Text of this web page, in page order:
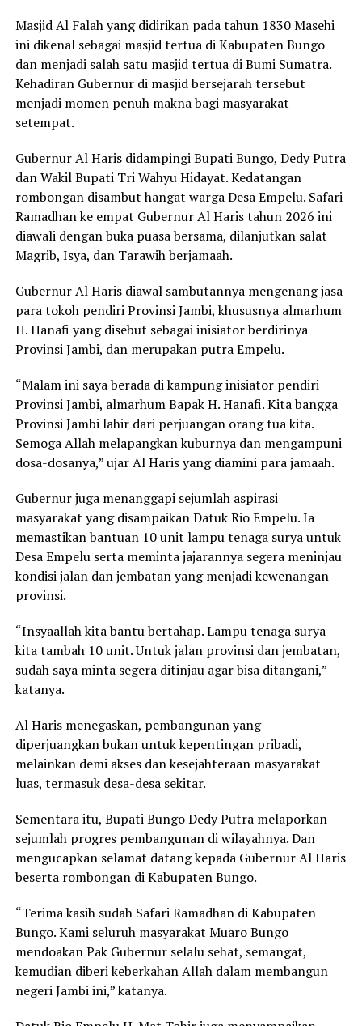
Masjid Al Falah yang didirikan pada tahun 1830 Masehi
ini dikenal sebagai masjid tertua di Kabupaten Bungo
dan menjadi salah satu masjid tertua di Bumi Sumatra.
Kehadiran Gubernur di masjid bersejarah tersebut
menjadi momen penuh makna bagi masyarakat
setempat.
Gubernur Al Haris didampingi Bupati Bungo, Dedy Putra
dan Wakil Bupati Tri Wahyu Hidayat. Kedatangan
rombongan disambut hangat warga Desa Empelu. Safari
Ramadhan ke empat Gubernur Al Haris tahun 2026 ini
diawali dengan buka puasa bersama, dilanjutkan salat
Magrib, Isya, dan Tarawih berjamaah.
Gubernur Al Haris diawal sambutannya mengenang jasa
para tokoh pendiri Provinsi Jambi, khususnya almarhum
H. Hanafi yang disebut sebagai inisiator berdirinya
Provinsi Jambi, dan merupakan putra Empelu.
“Malam ini saya berada di kampung inisiator pendiri
Provinsi Jambi, almarhum Bapak H. Hanafi. Kita bangga
Provinsi Jambi lahir dari perjuangan orang tua kita.
Semoga Allah melapangkan kuburnya dan mengampuni
dosa-dosanya,” ujar Al Haris yang diamini para jamaah.
Gubernur juga menanggapi sejumlah aspirasi
masyarakat yang disampaikan Datuk Rio Empelu. Ia
memastikan bantuan 10 unit lampu tenaga surya untuk
Desa Empelu serta meminta jajarannya segera meninjau
kondisi jalan dan jembatan yang menjadi kewenangan
provinsi.
“Insyaallah kita bantu bertahap. Lampu tenaga surya
kita tambah 10 unit. Untuk jalan provinsi dan jembatan,
sudah saya minta segera ditinjau agar bisa ditangani,”
katanya.
Al Haris menegaskan, pembangunan yang
diperjuangkan bukan untuk kepentingan pribadi,
melainkan demi akses dan kesejahteraan masyarakat
luas, termasuk desa-desa sekitar.
Sementara itu, Bupati Bungo Dedy Putra melaporkan
sejumlah progres pembangunan di wilayahnya. Dan
mengucapkan selamat datang kepada Gubernur Al Haris
beserta rombongan di Kabupaten Bungo.
“Terima kasih sudah Safari Ramadhan di Kabupaten
Bungo. Kami seluruh masyarakat Muaro Bungo
mendoakan Pak Gubernur selalu sehat, semangat,
kemudian diberi keberkahan Allah dalam membangun
negeri Jambi ini,” katanya.